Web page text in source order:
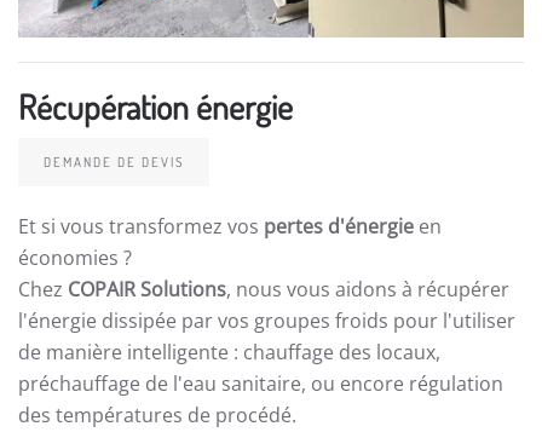
Récupération énergie
DEMANDE DE DEVIS
Et si vous transformez vos pertes d'énergie en
économies ?
Chez COPAIR Solutions, nous vous aidons à récupérer
l'énergie dissipée par vos groupes froids pour l'utiliser
de manière intelligente : chauffage des locaux,
préchauffage de l'eau sanitaire, ou encore régulation
des températures de procédé.